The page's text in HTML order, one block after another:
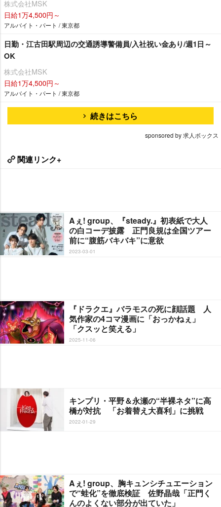
株式会社MSK
日給1万4,500円～
アルバイト・パート / 東京都
日勤・江古田駅周辺の交通誘導警備員/入社祝い金あり/週1日～
OK
株式会社MSK
日給1万4,500円～
アルバイト・パート / 東京都
続きはこちら
sponsored by 求人ボックス
関連リンク+
Aぇ! group、『steady.』初表紙で大人
の白コーデ披露 正門良規は全国ツアー
前に“腹筋バキバキ”に意欲
2023-03-01
『ドラクエ』バラモスの死に顔話題 人
気作家の4コマ漫画に「おっかねぇ」
「クスッと笑える」
2025-11-06
キンプリ・平野＆永瀬の“半裸ネタ”に高
橋が対抗 「お着替え大喜利」に挑戦
2022-01-29
Aぇ! group、胸キュンシチュエーション
で“蛙化”を徹底検証 佐野晶哉「正門く
んのよくない部分が出ていた」